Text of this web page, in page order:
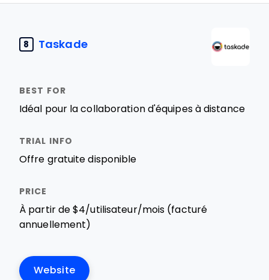
8 Taskade
Idéal pour la collaboration d'équipes à distance
Offre gratuite disponible
À partir de $4/utilisateur/mois (facturé
annuellement)
Website